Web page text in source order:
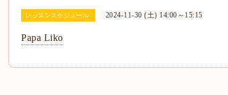
レッスンスケジュール 2024-11-30 (土) 14:00～15:15
Papa Liko